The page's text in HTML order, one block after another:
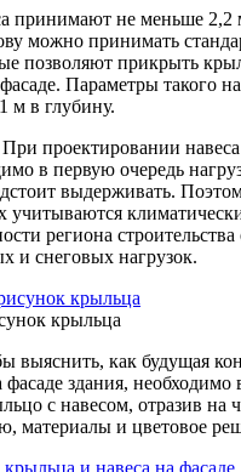
принимают не меньше 2,2
можно принимать
позволяют прикрыть
Параметры такого
м в глубину.
проектировании
в первую очередь
выдерживать.
учитываются
региона
и снеговых нагрузок.
крыльца
выяснить, как будущая
фасаде здания, необходимо
с навесом, отразив на
материалы и цветовое